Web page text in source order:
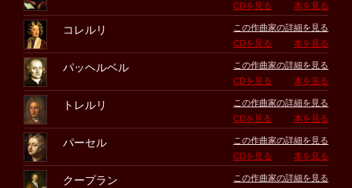
CDを見る
本を見る
コレルリ
この作曲家の詳細を見る
CDを見る
本を見る
パッヘルベル
この作曲家の詳細を見る
CDを見る
本を見る
トレルリ
この作曲家の詳細を見る
CDを見る
本を見る
パーセル
この作曲家の詳細を見る
CDを見る
本を見る
クープラン
この作曲家の詳細を見る